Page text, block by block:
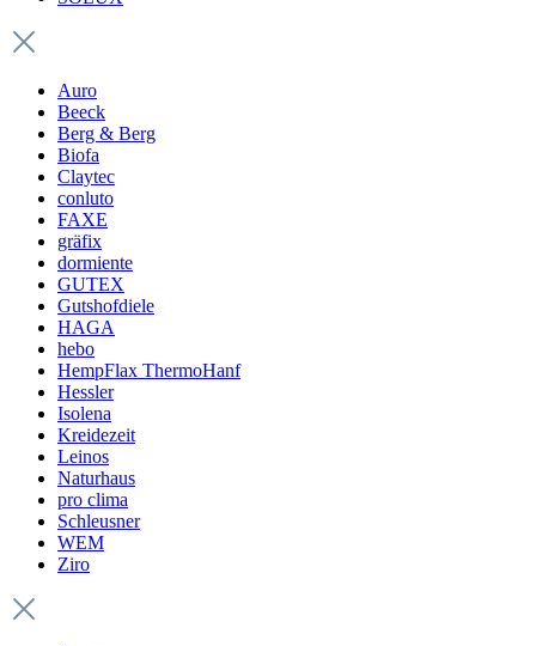
Auro
Beeck
Berg & Berg
Biofa
Claytec
conluto
FAXE
gräfix
dormiente
GUTEX
Gutshofdiele
HAGA
hebo
HempFlax ThermoHanf
Hessler
Isolena
Kreidezeit
Leinos
Naturhaus
pro clima
Schleusner
WEM
Ziro